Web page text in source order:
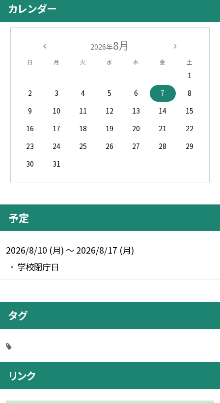
カレンダー
2026年8月
日 月 火 水 木 金 土
1
2
3 4 5 6 7
8
9
10 11 12 13 14
15
16
17 18 19 20 21
22
23
24 25 26 27 28
29
30
31
予定
2026/8/10 (月) ～ 2026/8/17 (月)
学校閉庁日
タグ
リンク